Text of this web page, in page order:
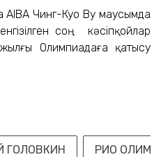
AIBA Чинг-Куо Ву маусымда
соң кәсіпқойлар
Олимпиадаға қатысу
ГОЛОВКИН РИО